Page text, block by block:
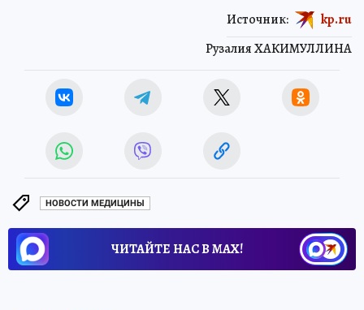
Рузалия ХАКИМУЛЛИНА
Источник: kp.ru
НОВОСТИ МЕДИЦИНЫ
ЧИТАЙТЕ НАС В МАХ!